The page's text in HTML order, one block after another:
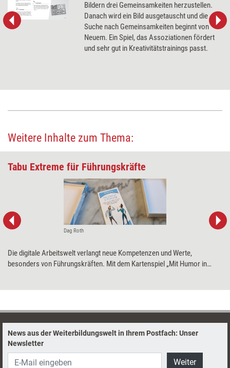
Bildern drei Gemeinsamkeiten herzustellen.
Danach wird ein Bild ausgetauscht und die
Suche nach Gemeinsamkeiten beginnt von
Neuem. Ein Spiel, das Assoziationen fördert
und sehr gut in Kreativitätstrainings passt.
Weitere Inhalte zum Thema:
Tabu Extreme für Führungskräfte
Dag Roth
Die digitale Arbeitswelt verlangt neue Kompetenzen und Werte,
besonders von Führungskräften. Mit dem Kartenspiel „Mit Humor in
News aus der Weiterbildungswelt in Ihrem Postfach: Unser
Newsletter
Weiter